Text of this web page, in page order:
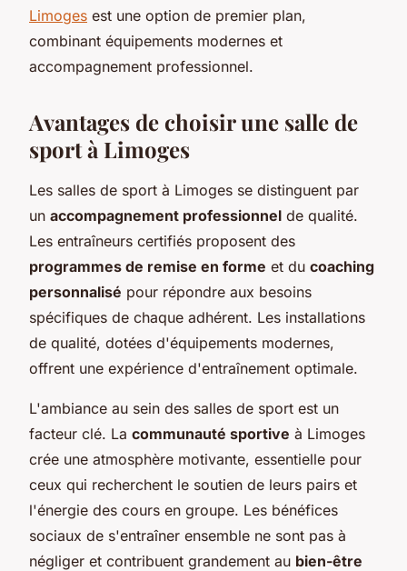
Limoges est une option de premier plan,
combinant équipements modernes et
accompagnement professionnel.
Avantages de choisir une salle de
sport à Limoges
Les salles de sport à Limoges se distinguent par
un accompagnement professionnel de qualité.
Les entraîneurs certifiés proposent des
programmes de remise en forme et du coaching
personnalisé pour répondre aux besoins
spécifiques de chaque adhérent. Les installations
de qualité, dotées d'équipements modernes,
offrent une expérience d'entraînement optimale.
L'ambiance au sein des salles de sport est un
facteur clé. La communauté sportive à Limoges
crée une atmosphère motivante, essentielle pour
ceux qui recherchent le soutien de leurs pairs et
l'énergie des cours en groupe. Les bénéfices
sociaux de s'entraîner ensemble ne sont pas à
négliger et contribuent grandement au bien-être